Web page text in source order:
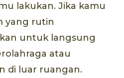
lakukan. Jika kamu
yang rutin
untuk langsung
atau
di luar ruangan.